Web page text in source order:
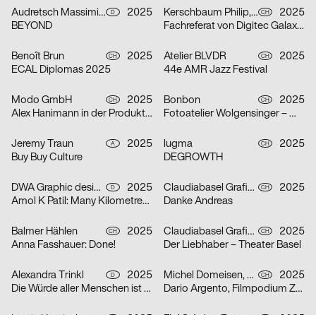
Audretsch Massimiliano D
2025
BEYOND
Kerschbaum Philip, Fawad Qadire CH
2025
Fachreferat von Digitec Galaxus „Fast alles für fast jede*n“
Benoît Brun CH
2025
ECAL Diplomas 2025
Atelier BLVDR CH
2025
44e AMR Jazz Festival
Modo GmbH CH
2025
Alex Hanimann in der Produktionshalle von Tobias Lenggenhager
Bonbon CH
2025
Fotoatelier Wolgensinger – Mit vier Augen
Jeremy Traun A
2025
Buy Buy Culture
lugma CH
2025
DEGROWTH
DWA Graphic design department D
2025
Amol K Patil: Many Kilometres – Several Words
Claudiabasel Grafik + Interaktion CH
2025
Danke Andreas
Balmer Hählen CH
2025
Anna Fasshauer: Done!
Claudiabasel Grafik + Interaktion CH
2025
Der Liebhaber – Theater Basel
Alexandra Trinkl D
2025
Die Würde aller Menschen ist unantastbar.
Michel Domeisen, Emily Horrolt, Hannah Klarer CH
2025
Dario Argento, Filmpodium Zürich